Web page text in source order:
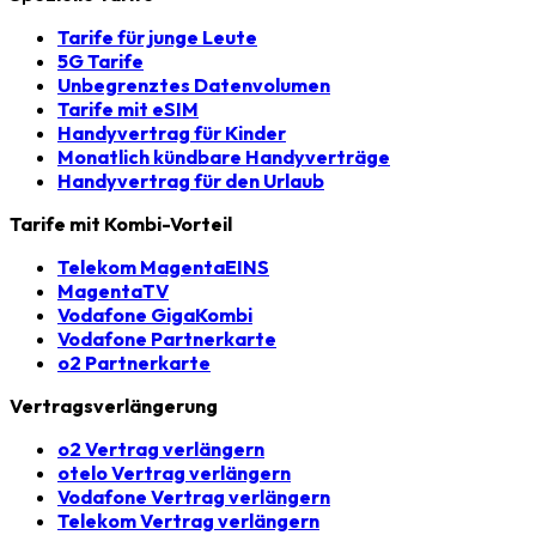
Tarife für junge Leute
5G Tarife
Unbegrenztes Datenvolumen
Tarife mit eSIM
Handyvertrag für Kinder
Monatlich kündbare Handyverträge
Handyvertrag für den Urlaub
Tarife mit Kombi-Vorteil
Telekom MagentaEINS
MagentaTV
Vodafone GigaKombi
Vodafone Partnerkarte
o2 Partnerkarte
Vertragsverlängerung
o2 Vertrag verlängern
otelo Vertrag verlängern
Vodafone Vertrag verlängern
Telekom Vertrag verlängern